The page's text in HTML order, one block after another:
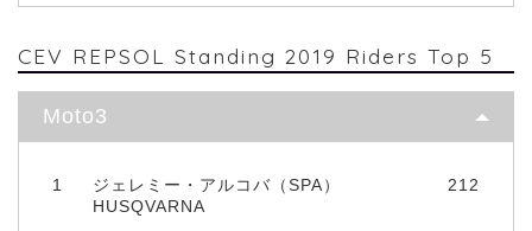
CEV REPSOL Standing 2019 Riders Top 5
Moto3
1
ジェレミー・アルコバ（SPA）
HUSQVARNA
212